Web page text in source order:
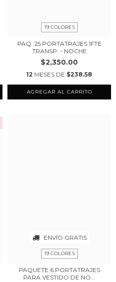
19 COLORES
PAQ. 25 PORTATRAJES 1FTE
TRANSP. - NOCHE
$2,350.00
12 MESES DE $238.58
AGREGAR AL CARRITO
ENVÍO GRATIS
19 COLORES
PAQUETE 6 PORTATRAJES
PARA VESTIDO DE NO...